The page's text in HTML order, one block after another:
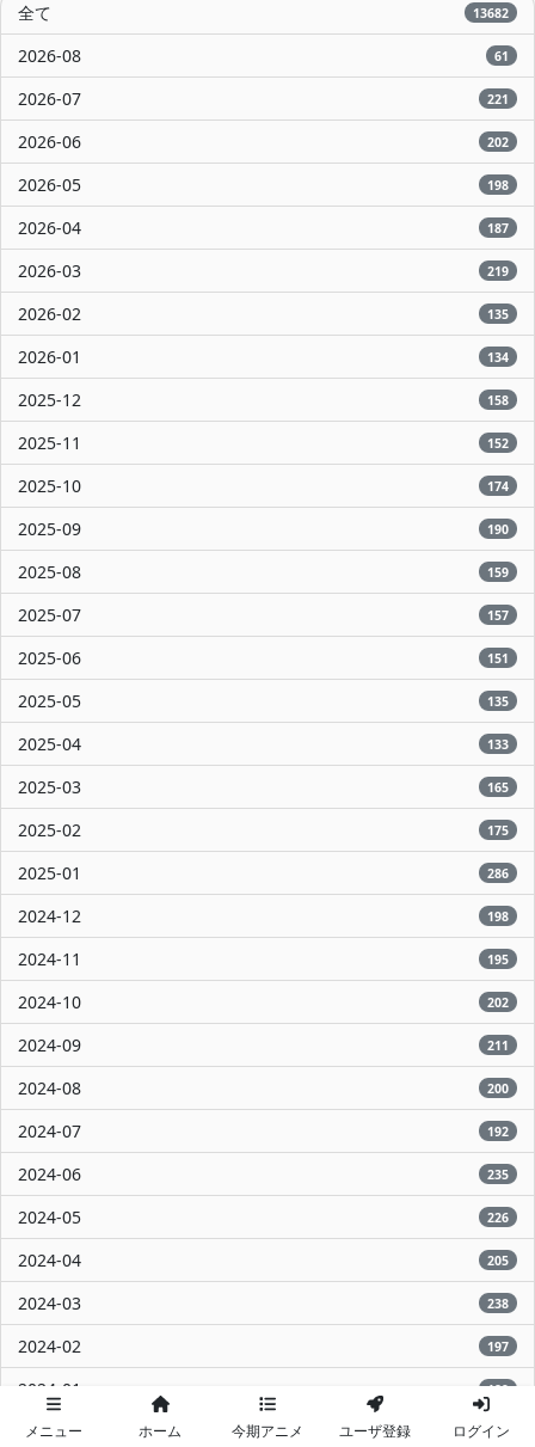
全て 13682
2026-08 61
2026-07 221
2026-06 202
2026-05 198
2026-04 187
2026-03 219
2026-02 135
2026-01 134
2025-12 158
2025-11 152
2025-10 174
2025-09 190
2025-08 159
2025-07 157
2025-06 151
2025-05 135
2025-04 133
2025-03 165
2025-02 175
2025-01 286
2024-12 198
2024-11 195
2024-10 202
2024-09 211
2024-08 200
2024-07 192
2024-06 235
2024-05 226
2024-04 205
2024-03 238
2024-02 197
2024-01 189
2023-12 273
メニュー ホーム 今期アニメ ユーザ登録 ログイン